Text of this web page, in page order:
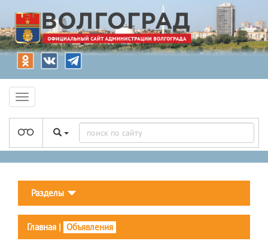
Разделы
Главная | Объявления